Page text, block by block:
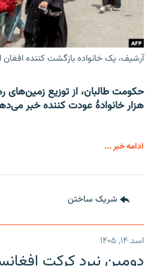
آرشیف، یک خانواده بازگشت کننده افغان
هزار خانوادۀ عودت کننده خبر
ادامه خبر ...
شریک ساختن
اسد ۱۴, ۱۴۰۵